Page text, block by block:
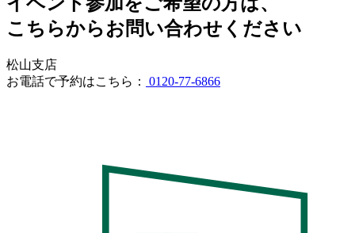
こちらからお問い合わせください
松山支店
お電話で予約はこちら：
0120-77-6866